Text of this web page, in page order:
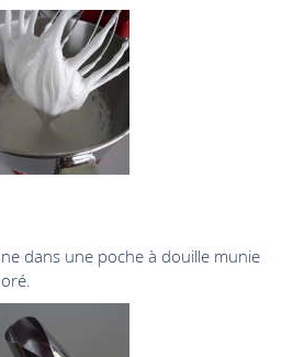
dans une poche à douille munie